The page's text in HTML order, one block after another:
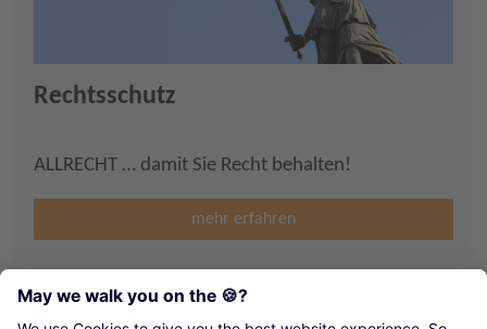
Rechtsschutz
ALLRECHT … damit Sie Recht behalten!
mehr erfahren